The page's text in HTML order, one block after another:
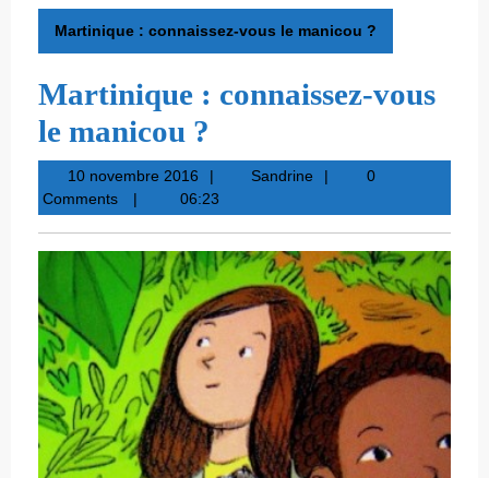
Martinique : connaissez-vous le manicou ?
Martinique : connaissez-vous
le manicou ?
10 novembre 201610
novembre
2016
SandrineSandrine
0
Comments
06:23